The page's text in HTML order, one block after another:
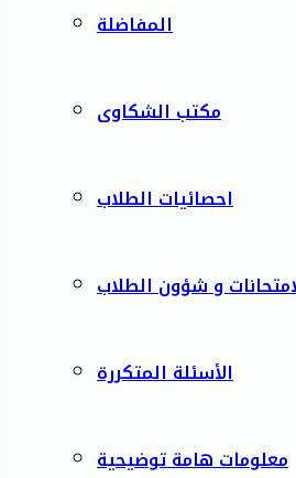
المفاضلة
مكتب الشكاوى
احصائيات الطلاب
و شؤون الطلاب
الأسئلة المتكررة
معلومات هامة توضيحية